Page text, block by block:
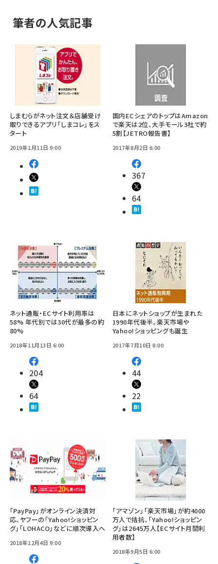
筆者の人気記事
しまむらがネット注文＆店舗受け
取りできるアプリ「しまコレ」をス
タート
2019年1月11日 9:00
国内ECシェアのトップはAmazon
で楽天は2位、大手モール3社で約
5割【JETRO報告書】
2017年8月2日 6:00
367
64
ネット通販・ECサイト利用率は
58% 年代別では30代が最多の約
80%
2018年11月13日 6:00
204
64
日本にネットショップが生まれた
1990年代後半。楽天市場や
Yahoo!ショッピングも誕生
2017年7月10日 8:00
44
22
「PayPay」がオンライン決済対
応、ヤフーの「Yahoo!ショッピン
グ」「LOHACO」などに順次導入へ
2018年12月4日 9:00
「アマゾン」「楽天市場」が約4000
万人で拮抗、「Yahoo!ショッピン
グ」は2645万人【ECサイト月間利
用者数】
2018年9月5日 6:00